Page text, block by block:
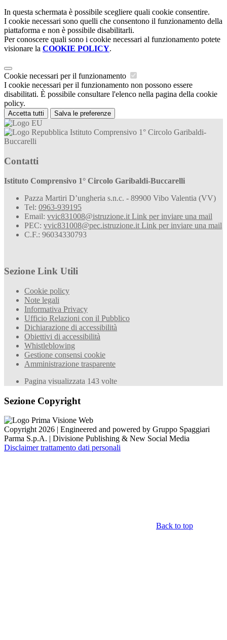
In questa schermata è possibile scegliere quali cookie consentire.
I cookie necessari sono quelli che consentono il funzionamento della
piattaforma e non è possibile disabilitarli.
Per conoscere quali sono i cookie necessari al funzionamento potete
visionare la COOKIE POLICY.
Cookie necessari per il funzionamento
I cookie necessari per il funzionamento non possono essere
disabilitati. È possibile consultare l'elenco nella pagina della cookie
policy.
Accetta tutti Salva le preferenze
Istituto Comprensivo 1° Circolo Garibaldi-
Buccarelli
Contatti
Istituto Comprensivo 1° Circolo Garibaldi-Buccarelli
Pazza Martiri D’ungheria s.n.c. - 89900 Vibo Valentia (VV)
Tel: 0963-939195
Email: vvic831008@istruzione.it Link per inviare una mail
PEC: vvic831008@pec.istruzione.it Link per inviare una mail
C.F.: 96034330793
Sezione Link Utili
Cookie policy
Note legali
Informativa Privacy
Ufficio Relazioni con il Pubblico
Dichiarazione di accessibilità
Obiettivi di accessibilità
Whistleblowing
Gestione consensi cookie
Amministrazione trasparente
Pagina visualizzata 143 volte
Sezione Copyright
Copyright 2026 | Engineered and powered by Gruppo Spaggiari
Parma S.p.A. | Divisione Publishing & New Social Media
Disclaimer trattamento dati personali
Back to top